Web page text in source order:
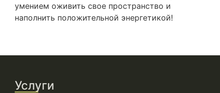
умением оживить свое пространство и
наполнить положительной энергетикой!
Услуги